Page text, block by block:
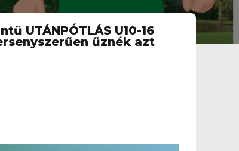
UTÁNPÓTLÁS U10-16
űznék azt